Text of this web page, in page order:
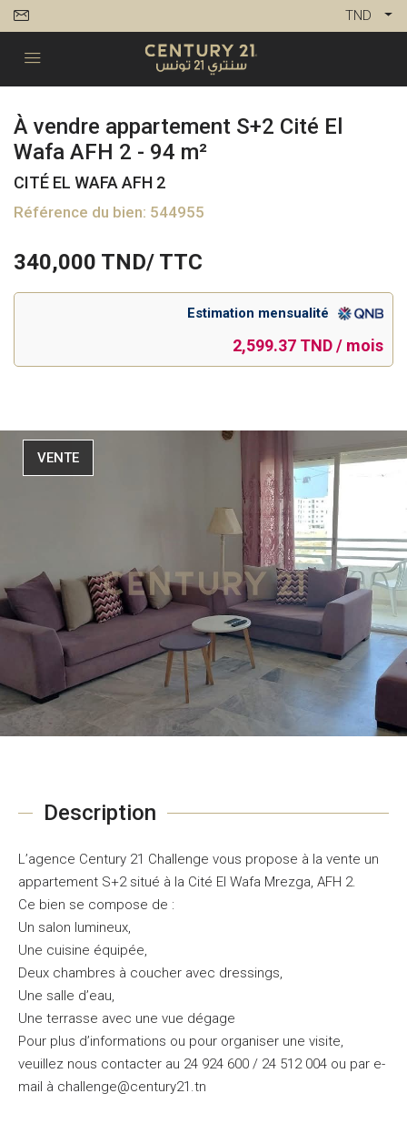
TND
À vendre appartement S+2 Cité El
Wafa AFH 2 - 94 m²
CITÉ EL WAFA AFH 2
Référence du bien: 544955
340,000 TND/ TTC
Estimation mensualité
2,599.37 TND / mois
VENTE
Description
L’agence Century 21 Challenge vous propose à la vente un
appartement S+2 situé à la Cité El Wafa Mrezga, AFH 2.
Ce bien se compose de :
Un salon lumineux,
Une cuisine équipée,
Deux chambres à coucher avec dressings,
Une salle d’eau,
Une terrasse avec une vue dégage
Pour plus d’informations ou pour organiser une visite,
veuillez nous contacter au 24 924 600 / 24 512 004 ou par e-
mail à challenge@century21.tn